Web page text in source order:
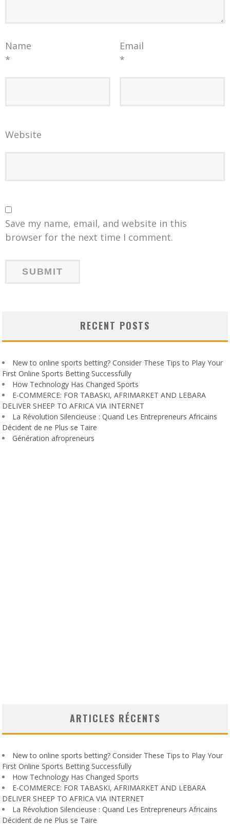
Name
*
Email
*
Website
Save my name, email, and website in this
browser for the next time I comment.
RECENT POSTS
New to online sports betting? Consider These Tips to Play Your
First Online Sports Betting Successfully
How Technology Has Changed Sports
E-COMMERCE: FOR TABASKI, AFRIMARKET AND LEBARA
DELIVER SHEEP TO AFRICA VIA INTERNET
La Révolution Silencieuse : Quand Les Entrepreneurs Africains
Décident de ne Plus se Taire
Génération afropreneurs
ARTICLES RÉCENTS
New to online sports betting? Consider These Tips to Play Your
First Online Sports Betting Successfully
How Technology Has Changed Sports
E-COMMERCE: FOR TABASKI, AFRIMARKET AND LEBARA
DELIVER SHEEP TO AFRICA VIA INTERNET
La Révolution Silencieuse : Quand Les Entrepreneurs Africains
Décident de ne Plus se Taire